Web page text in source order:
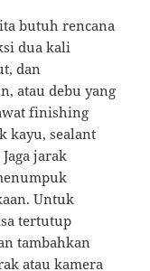
butuh rencana
dua kali
dan
atau debu yang
finishing
kayu, sealant
jarak
Untuk
tertutup
tambahkan
atau kamera